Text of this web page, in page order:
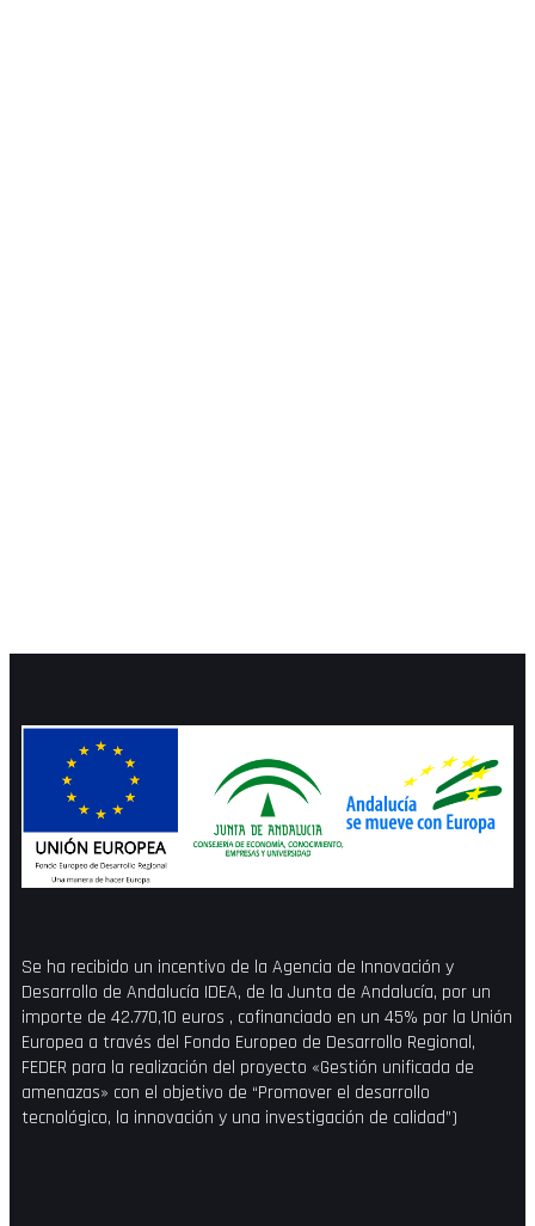
Se ha recibido un incentivo de la Agencia de Innovación y
Desarrollo de Andalucía IDEA, de la Junta de Andalucía, por un
importe de 42.770,10 euros , cofinanciado en un 45% por la Unión
Europea a través del Fondo Europeo de Desarrollo Regional,
FEDER para la realización del proyecto «Gestión unificada de
amenazas» con el objetivo de “Promover el desarrollo
tecnológico, la innovación y una investigación de calidad”)